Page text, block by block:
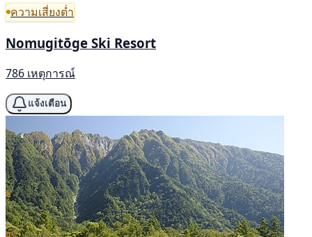
ความเสี่ยงต่ำ
Nomugitōge Ski Resort
786 เหตุการณ์
แจ้งเตือน